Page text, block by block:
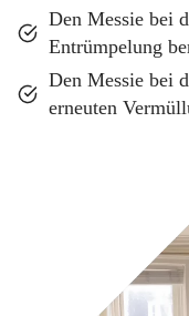
Den Messie bei
Entrümpelung
Den Messie bei
erneuten